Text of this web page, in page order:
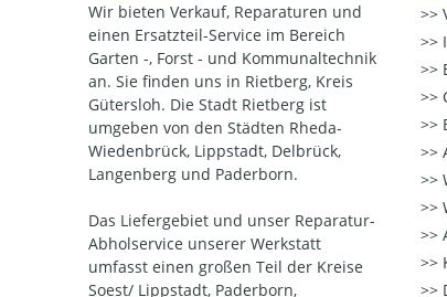
Wir bieten Verkauf, Reparaturen und
einen Ersatzteil-Service im Bereich
Garten -, Forst - und Kommunaltechnik
an. Sie finden uns in Rietberg, Kreis
Gütersloh. Die Stadt Rietberg ist
umgeben von den Städten Rheda-
Wiedenbrück, Lippstadt, Delbrück,
Langenberg und Paderborn.
Das Liefergebiet und unser Reparatur-
Abholservice unserer Werkstatt
umfasst einen großen Teil der Kreise
Soest/ Lippstadt, Paderborn,